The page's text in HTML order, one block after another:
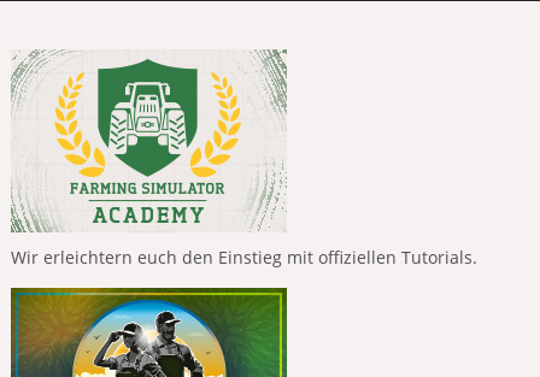
Wir erleichtern euch den Einstieg mit offiziellen Tutorials.